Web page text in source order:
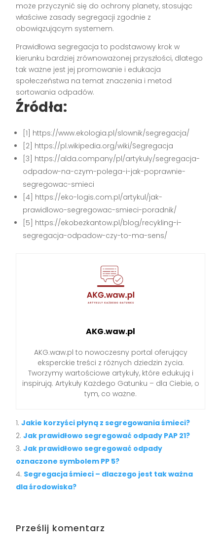
może przyczynić się do ochrony planety, stosując
właściwe zasady segregacji zgodnie z
obowiązującym systemem.
Prawidłowa segregacja to podstawowy krok w
kierunku bardziej zrównoważonej przyszłości, dlatego
tak ważne jest jej promowanie i edukacja
społeczeństwa na temat znaczenia i metod
sortowania odpadów.
Źródła:
[1] https://www.ekologia.pl/slownik/segregacja/
[2] https://pl.wikipedia.org/wiki/Segregacja
[3] https://alda.company/pl/artykuly/segregacja-
odpadow-na-czym-polega-i-jak-poprawnie-
segregowac-smieci
[4] https://eko-logis.com.pl/artykul/jak-
prawidlowo-segregowac-smieci-poradnik/
[5] https://ekobezkantow.pl/blog/recykling-i-
segregacja-odpadow-czy-to-ma-sens/
AKG.waw.pl
AKG.waw.pl to nowoczesny portal oferujący
eksperckie treści z różnych dziedzin życia.
Tworzymy wartościowe artykuły, które edukują i
inspirują. Artykuły Każdego Gatunku – dla Ciebie, o
tym, co ważne.
Jakie korzyści płyną z segregowania śmieci?
Jak prawidłowo segregować odpady PAP 21?
Jak prawidłowo segregować odpady
oznaczone symbolem PP 5?
Segregacja śmieci – dlaczego jest tak ważna
dla środowiska?
Prześlij komentarz